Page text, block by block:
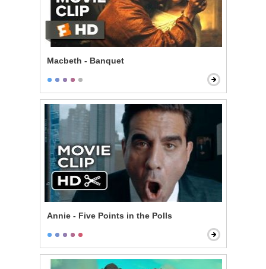
Macbeth - Banquet
Annie - Five Points in the Polls